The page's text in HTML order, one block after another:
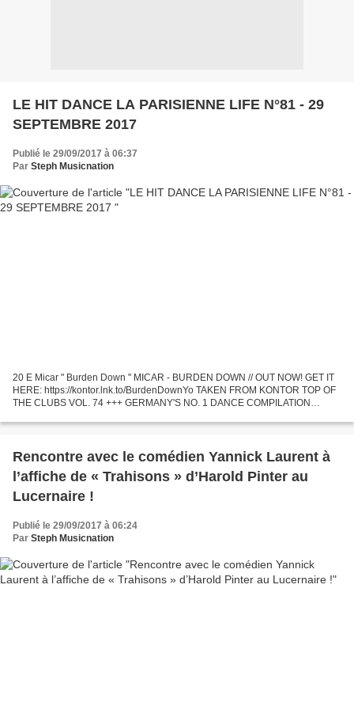
LE HIT DANCE LA PARISIENNE LIFE N°81 - 29
SEPTEMBRE 2017
Publié le 29/09/2017 à 06:37
Par Steph Musicnation
20 E Micar " Burden Down " MICAR - BURDEN DOWN // OUT NOW! GET IT
HERE: https://kontor.lnk.to/BurdenDownYo TAKEN FROM KONTOR TOP OF
THE CLUBS VOL. 74 +++ GERMANY'S NO. 1 DANCE COMPILATION
Rencontre avec le comédien Yannick Laurent à
l’affiche de « Trahisons » d’Harold Pinter au
Lucernaire !
Publié le 29/09/2017 à 06:24
Par Steph Musicnation